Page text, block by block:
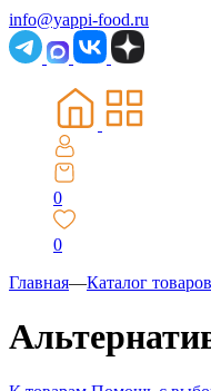
info@yappi-food.ru
0
0
Главная—Каталог товаров